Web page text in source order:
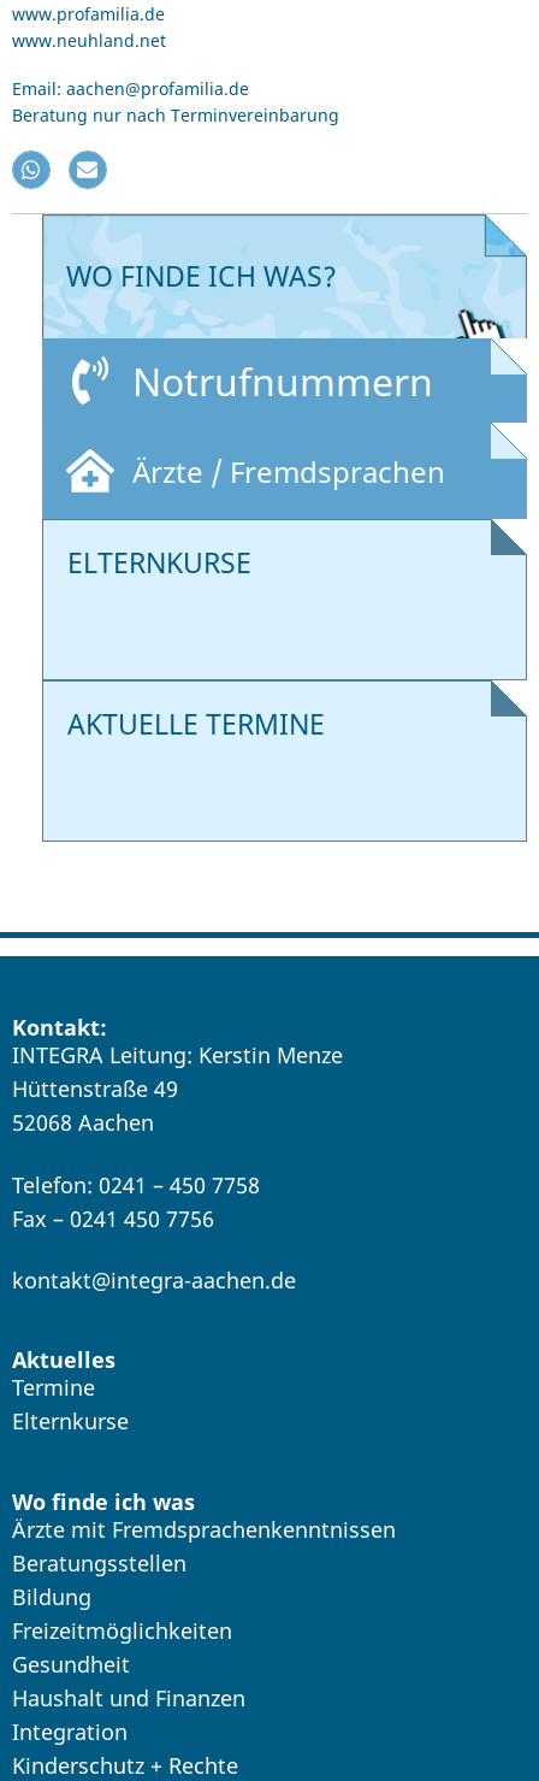
www.profamilia.de
www.neuhland.net
Email: aachen@profamilia.de
Beratung nur nach Terminvereinbarung
WO FINDE ICH WAS?
Notrufnummern
Ärzte / Fremdsprachen
ELTERNKURSE
AKTUELLE TERMINE
Kontakt:
INTEGRA Leitung: Kerstin Menze
Hüttenstraße 49
52068 Aachen
Telefon: 0241 – 450 7758
Fax – 0241 450 7756
kontakt@integra-aachen.de
Aktuelles
Termine
Elternkurse
Wo finde ich was
Ärzte mit Fremdsprachenkenntnissen
Beratungsstellen
Bildung
Freizeitmöglichkeiten
Gesundheit
Haushalt und Finanzen
Integration
Kinderschutz + Rechte